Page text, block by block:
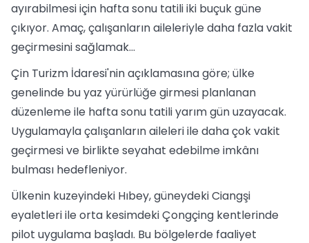
ayırabilmesi için hafta sonu tatili iki buçuk güne
çıkıyor. Amaç, çalışanların aileleriyle daha fazla vakit
geçirmesini sağlamak...
Çin Turizm İdaresi'nin açıklamasına göre; ülke
genelinde bu yaz yürürlüğe girmesi planlanan
düzenleme ile hafta sonu tatili yarım gün uzayacak.
Uygulamayla çalışanların aileleri ile daha çok vakit
geçirmesi ve birlikte seyahat edebilme imkânı
bulması hedefleniyor.
Ülkenin kuzeyindeki Hıbey, güneydeki Ciangşi
eyaletleri ile orta kesimdeki Çongçing kentlerinde
pilot uygulama başladı. Bu bölgelerde faaliyet